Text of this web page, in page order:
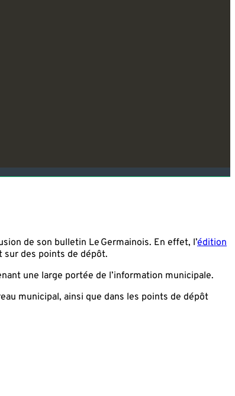
de son bulletin Le Germainois. En effet, l’édition
sur des points de dépôt.
une large portée de l’information municipale.
municipal, ainsi que dans les points de dépôt